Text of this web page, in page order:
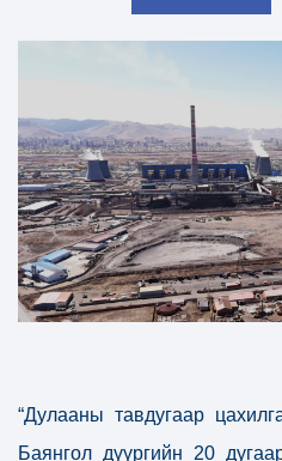
“Дулааны тавдугаар
Баянгол дүүргийн 20